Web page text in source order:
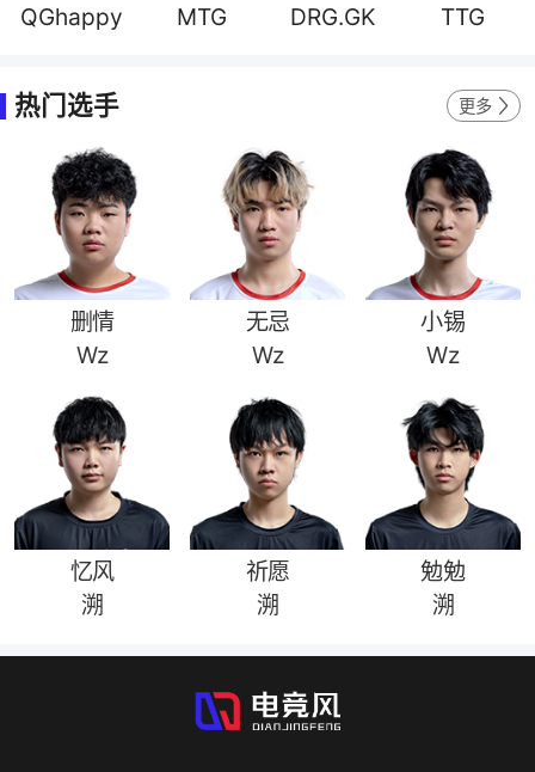
QGhappy MTG DRG.GK TTG
热门选手 更多
删情
Wz
无忌
Wz
小锡
Wz
忆风
溯
祈愿
溯
勉勉
溯